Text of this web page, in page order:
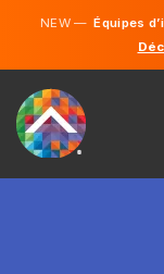
NEW —Équipes